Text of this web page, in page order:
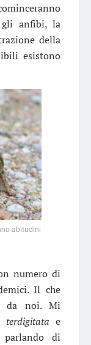
gli anfibi, la
della
esistono
abitudini
numero di
Il che
da noi. Mi
terdigitata e
di